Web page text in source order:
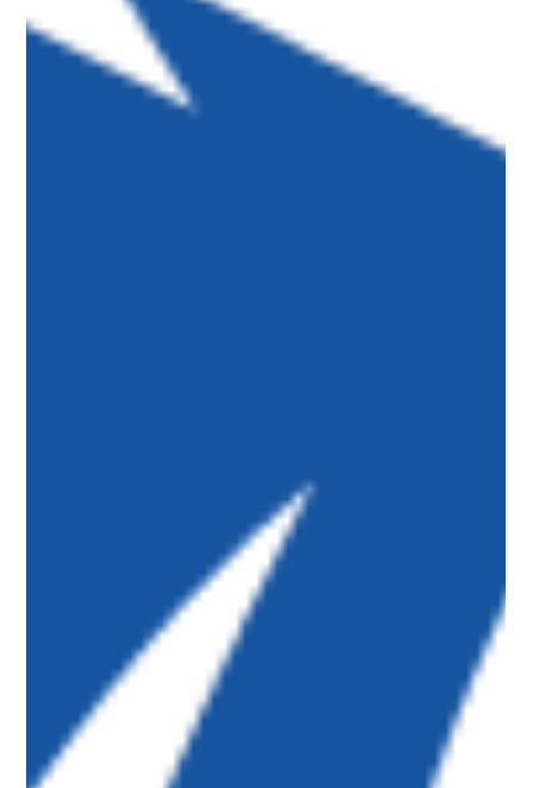
2024年7月5日(金)、東京都中央区日本橋堀留町一丁目1番1号に
ある「堀留町区民館」にてVBS研究会（ベンチャービジネスサポ
ート研究会）様の7月例会の講師として講演を行いました。 本記
事では、多田によるプレゼンや、講演の様子をお届けします。...